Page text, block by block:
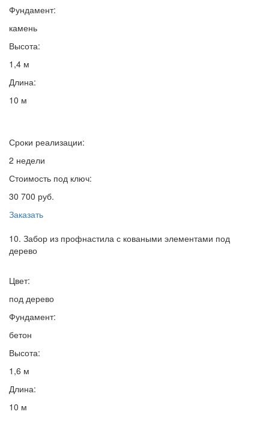
Фундамент:
камень
Высота:
1,4 м
Длина:
10 м
Сроки реализации:
2 недели
Стоимость под ключ:
30 700 руб.
Заказать
10. Забор из профнастила с коваными элементами под
дерево
Цвет:
под дерево
Фундамент:
бетон
Высота:
1,6 м
Длина:
10 м